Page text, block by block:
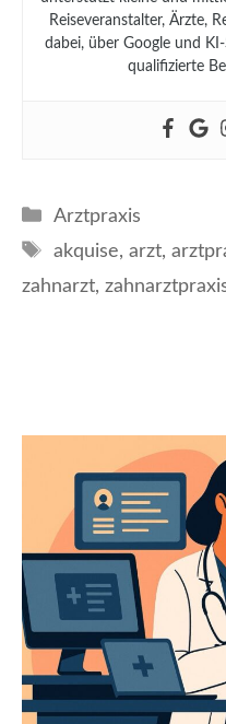
Reiseveranstalter, Ärzte,
dabei, über Google und
qualifizierte
Kategorien
Arztpraxis
Schlagwörter
akquise, arzt,
zahnarzt,